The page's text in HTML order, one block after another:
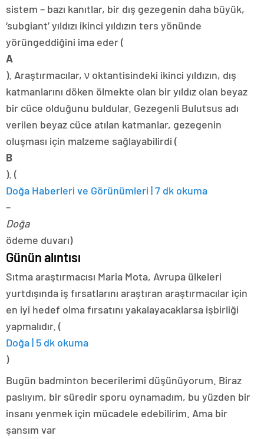
sistem – bazı kanıtlar, bir dış gezegenin daha büyük,
‘subgiant’ yıldızı ikinci yıldızın ters yönünde
yörüngeddiğini ima eder (
A
). Araştırmacılar, ν oktantisindeki ikinci yıldızın, dış
katmanlarını döken ölmekte olan bir yıldız olan beyaz
bir cüce olduğunu buldular. Gezegenli Bulutsus adı
verilen beyaz cüce atılan katmanlar, gezegenin
oluşması için malzeme sağlayabilirdi (
B
). (
Doğa Haberleri ve Görünümleri | 7 dk okuma
–
Doğa
ödeme duvarı)
Günün alıntısı
Sıtma araştırmacısı Maria Mota, Avrupa ülkeleri
yurtdışında iş fırsatlarını araştıran araştırmacılar için
en iyi hedef olma fırsatını yakalayacaklarsa işbirliği
yapmalıdır. (
Doğa | 5 dk okuma
)
Bugün badminton becerilerimi düşünüyorum. Biraz
paslıyım, bir süredir sporu oynamadım, bu yüzden bir
insanı yenmek için mücadele edebilirim. Ama bir
şansım var